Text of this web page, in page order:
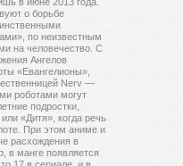
о борьбе
по неизвестным
на человечество. С
Ангелов
«Евангелионы»,
Nerv —
роботами могут
подростки,
«Дитя», когда речь
При этом аниме и
расхождения в
в манге появляется